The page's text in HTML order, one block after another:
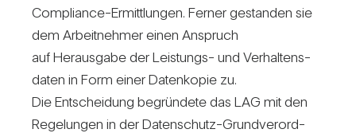
Com­pli­ance-Ermitt­lungen. Ferner gestanden sie
dem Arbeit­nehmer einen Anspruch
auf Her­aus­gabe der Leis­tungs- und Ver­hal­tens­
daten in Form einer Daten­kopie zu.
Die Ent­schei­dung begrün­dete das LAG mit den
Rege­lungen in der Daten­schutz-Grund­ver­ord­